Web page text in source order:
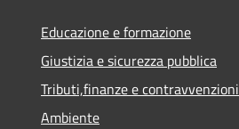
Educazione e formazione
Giustizia e sicurezza pubblica
Tributi,finanze e contravvenzioni
Ambiente